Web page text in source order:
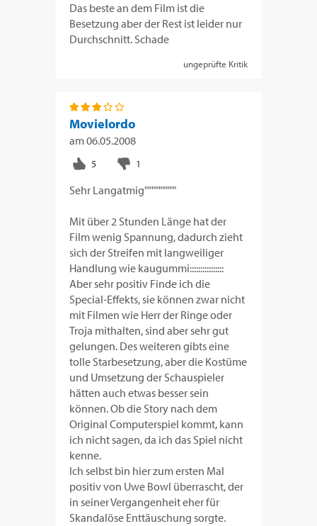
Das beste an dem Film ist die
Besetzung aber der Rest ist leider nur
Durchschnitt. Schade
ungeprüfte Kritik
Movielordo
am06.05.2008
Sehr Langatmig"""""""""
Mit über 2 Stunden Länge hat der
Film wenig Spannung, dadurch zieht
sich der Streifen mit langweiliger
Handlung wie kaugummi::::::::::::::::
Aber sehr positiv Finde ich die
Special-Effekts, sie können zwar nicht
mit Filmen wie Herr der Ringe oder
Troja mithalten, sind aber sehr gut
gelungen. Des weiteren gibts eine
tolle Starbesetzung, aber die Kostüme
und Umsetzung der Schauspieler
hätten auch etwas besser sein
können. Ob die Story nach dem
Original Computerspiel kommt, kann
ich nicht sagen, da ich das Spiel nicht
kenne.
Ich selbst bin hier zum ersten Mal
positiv von Uwe Bowl überrascht, der
in seiner Vergangenheit eher für
Skandalöse Enttäuschung sorgte.